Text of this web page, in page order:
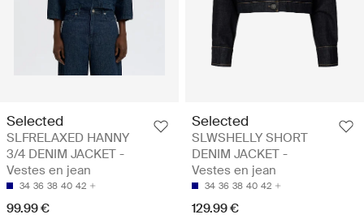
Selected
SLFRELAXED HANNY
3/4 DENIM JACKET -
Vestes en jean
34 36 38 40 42
99.99 €
Selected
SLWSHELLY SHORT
DENIM JACKET -
Vestes en jean
34 36 38 40 42
129.99 €